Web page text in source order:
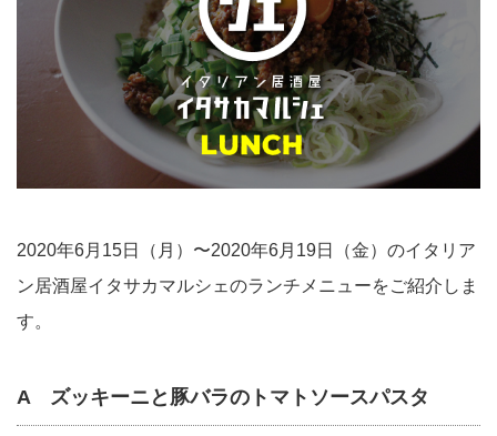
2020年6月15日（月）〜2020年6月19日（金）のイタリア
ン居酒屋イタサカマルシェのランチメニューをご紹介しま
す。
A ズッキーニと豚バラのトマトソースパスタ